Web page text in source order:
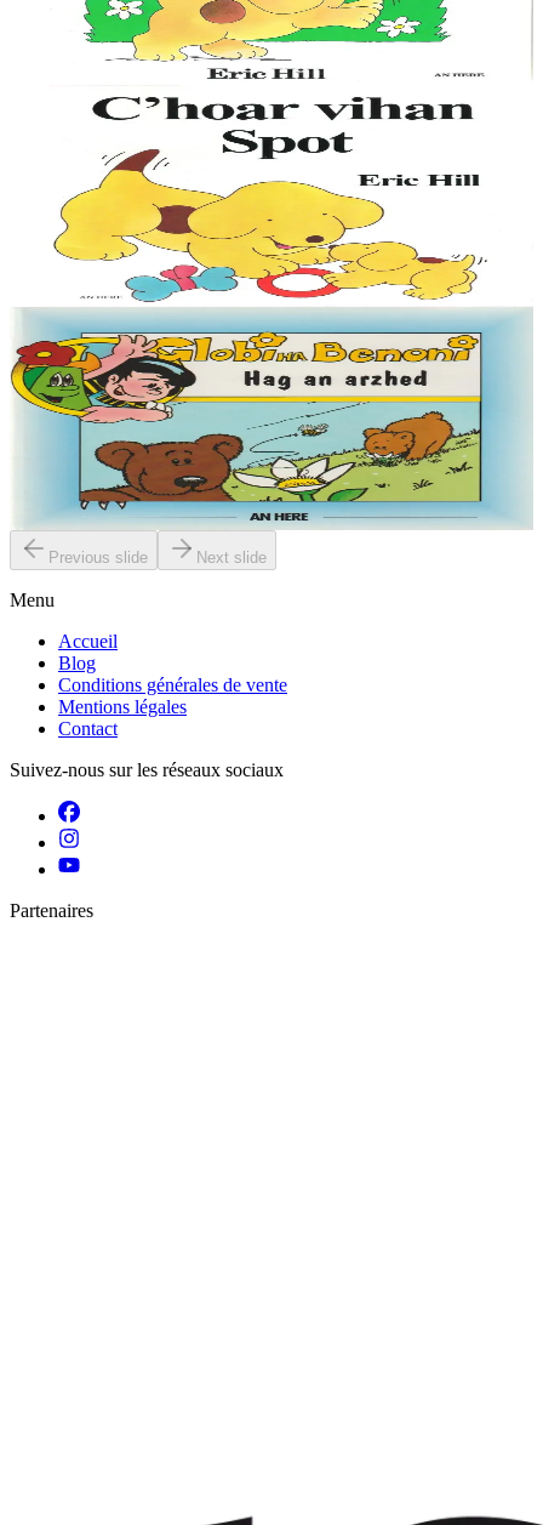
auxquelles participent les enfants en soulevant des images animées.
Cette collection, qui existe...
1 ans et plus
La petite soeur de Spot
Le petit chien Spot est mondialement connu, avec ses aventures
auxquelles participent les enfants en soulevant des images animées.
Cette collection, qui existe...
9,00 €
6 ans et plus
An Here
Globi ha Benoni - Hag an arzhed (12)
« Bonjour, je m'appelle Globi, et je suis venu sur la Terre pour voir
mon copain Benoni. Il y a très longtemps, ma planète était aussi
belle que la Terre ; et...
En stock4,50 €
Previous slide Next slide
Menu
Accueil
Blog
Conditions générales de vente
Mentions légales
Contact
Suivez-nous sur les réseaux sociaux
Partenaires